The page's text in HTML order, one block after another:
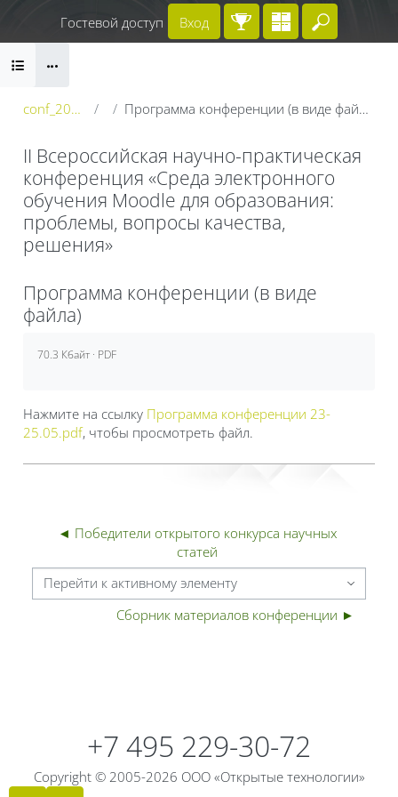
Перейти к основному содержанию
Введите
Гостевой доступ Вход
Блоки
conf_2023 Программа конференции (в виде файла)
II Всероссийская научно-практическая
конференция «Среда электронного
обучения Moodle для образования:
проблемы, вопросы качества,
решения»
Программа конференции (в виде
файла)
70.3 Кбайт · PDF
Нажмите на ссылку Программа конференции 23-
25.05.pdf, чтобы просмотреть файл.
◄ Победители открытого конкурса научных
статей
Перейти к активному элементу
Сборник материалов конференции ►
+7 495 229-30-72
Copyright © 2005-2026 ООО «Открытые технологии»